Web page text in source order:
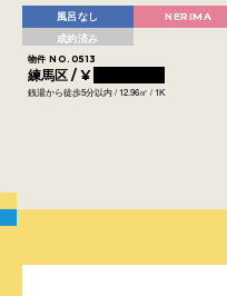
風呂なし
NERIMA
成約済み
物件 NO.0513
練馬区 / ¥
銭湯から徒歩5分以内 / 12.96㎡ / 1K